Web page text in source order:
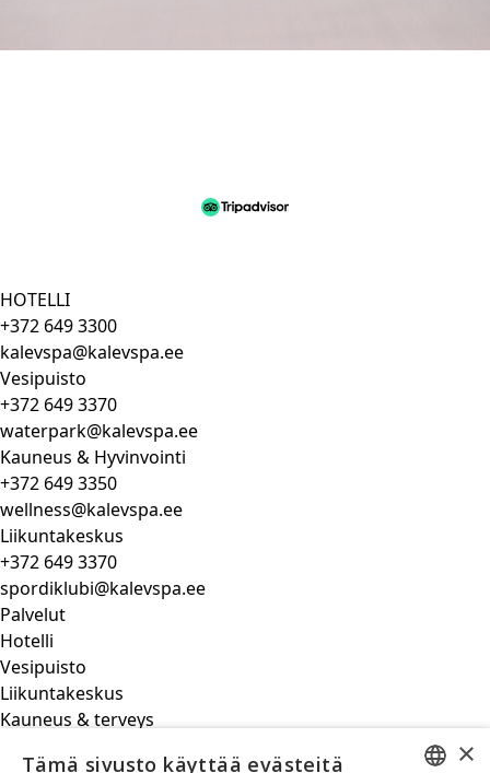
HOTELLI
+372 649 3300
kalevspa@kalevspa.ee
Vesipuisto
+372 649 3370
waterpark@kalevspa.ee
Kauneus & Hyvinvointi
+372 649 3350
wellness@kalevspa.ee
Liikuntakeskus
+372 649 3370
spordiklubi@kalevspa.ee
Palvelut
Hotelli
Vesipuisto
Liikuntakeskus
Kauneus & terveys
×
Tämä sivusto käyttää evästeitä